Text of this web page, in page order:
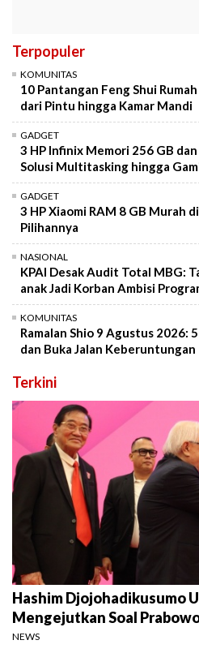
Terpopuler
KOMUNITAS
10 Pantangan Feng Shui
dari Pintu hingga Kamar Mandi
GADGET
3 HP Infinix Memori 256 GB
Solusi Multitasking hingga
GADGET
3 HP Xiaomi RAM 8 GB Murah
Pilihannya
NASIONAL
KPAI Desak Audit Total MBG:
anak Jadi Korban Ambisi
KOMUNITAS
Ramalan Shio 9 Agustus 2026:
dan Buka Jalan Keberuntungan
Terkini
Hashim Djojohadikusumo
Mengejutkan Soal
NEWS